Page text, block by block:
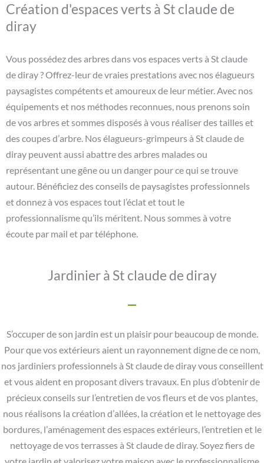
Création d'espaces verts à St claude de
diray
Vous possédez des arbres dans vos espaces verts à St claude
de diray ? Offrez-leur de vraies prestations avec nos élagueurs
paysagistes compétents et amoureux de leur métier. Avec nos
équipements et nos méthodes reconnues, nous prenons soin
de vos arbres et sommes disposés à vous réaliser des tailles et
des coupes d’arbre. Nos élagueurs-grimpeurs à St claude de
diray peuvent aussi abattre des arbres malades ou
représentant une gêne ou un danger pour ce qui se trouve
autour. Bénéficiez des conseils de paysagistes professionnels
et donnez à vos espaces tout l’éclat et tout le
professionnalisme qu’ils méritent. Nous sommes à votre
écoute par mail et par téléphone.
Jardinier à St claude de diray
S’occuper de son jardin est un plaisir pour beaucoup de monde.
Pour que vos extérieurs aient un rayonnement digne de ce nom,
nos jardiniers professionnels à St claude de diray vous conseillent
et vous aident en proposant divers travaux. En plus d’obtenir de
précieux conseils sur l’entretien de vos fleurs et de vos plantes,
nous réalisons la création d’allées, la création et le nettoyage des
bordures, l’aménagement des espaces extérieurs, l’entretien et le
nettoyage de vos terrasses à St claude de diray. Soyez fiers de